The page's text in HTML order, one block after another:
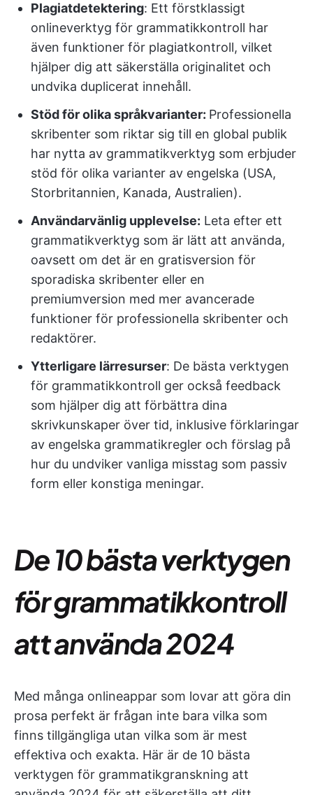
Plagiatdetektering: Ett förstklassigt
onlineverktyg för grammatikkontroll har
även funktioner för plagiatkontroll, vilket
hjälper dig att säkerställa originalitet och
undvika duplicerat innehåll.
Stöd för olika språkvarianter: Professionella
skribenter som riktar sig till en global publik
har nytta av grammatikverktyg som erbjuder
stöd för olika varianter av engelska (USA,
Storbritannien, Kanada, Australien).
Användarvänlig upplevelse: Leta efter ett
grammatikverktyg som är lätt att använda,
oavsett om det är en gratisversion för
sporadiska skribenter eller en
premiumversion med mer avancerade
funktioner för professionella skribenter och
redaktörer.
Ytterligare lärresurser: De bästa verktygen
för grammatikkontroll ger också feedback
som hjälper dig att förbättra dina
skrivkunskaper över tid, inklusive förklaringar
av engelska grammatikregler och förslag på
hur du undviker vanliga misstag som passiv
form eller konstiga meningar.
De 10 bästa verktygen
för grammatikkontroll
att använda 2024
Med många onlineappar som lovar att göra din
prosa perfekt är frågan inte bara vilka som
finns tillgängliga utan vilka som är mest
effektiva och exakta. Här är de 10 bästa
verktygen för grammatikgranskning att